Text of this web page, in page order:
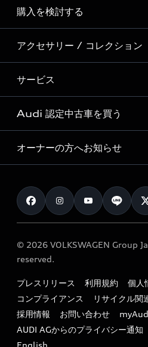
Story of Progress
Audi Sport
Formula 1®
デジタルサービス
ディーラー検索
新車在庫検索
試乗車・展示車検索
見積り依頼
試乗予約
購入を検討する
モデル一覧
特別仕様モデル / 限定モデル
e-tronラインアップ
価格シミュレーション
車両比較
カタログ一覧
アクセサリー / コレクション
純正アクセサリー
オンラインショップ
Audi collection
アウディナビアプリ
サービス
サービス入庫予約
サービスプログラム
メンテナンス
車検 / 定期点検
e-tronアフターサポート
myAudi
Audi 認定中古車を買う
Audi認定中古車
クオリティ
保証
メンテナンス
ファイナンス
キャンペーン / イベント
買取査定
オーナーの方へお知らせ
お知らせ
オーナー様向けキャンペーン
特定整備適用車一覧
リサイクル法
よくある質問（FAQ）
© 2026 VOLKSWAGEN Group
reserved.
プレスリリース 利用規約
個人
コンプライアンス
リサイクル関
採用情報
お問い合わせ
AUDI AGからのプライバシー通知
English